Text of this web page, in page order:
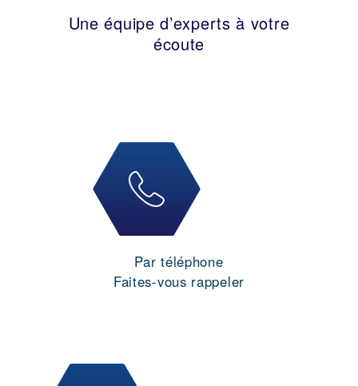
Une équipe d’experts à votre
écoute
Par téléphone
Faites-vous rappeler